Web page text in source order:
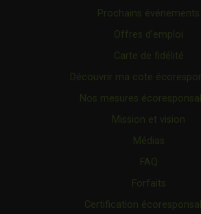
Prochains événements
Offres d’emploi
Carte de fidélité
Découvrir ma cote
Nos mesures
Mission et vision
Médias
FAQ
Forfaits
Certification